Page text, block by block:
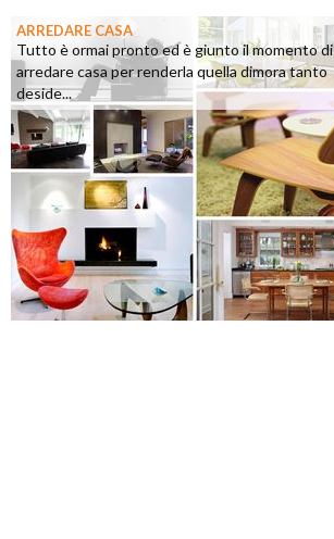
ARREDARE CASA
Tutto è ormai pronto ed è giunto il momento di
arredare casa per renderla quella dimora tanto
deside...